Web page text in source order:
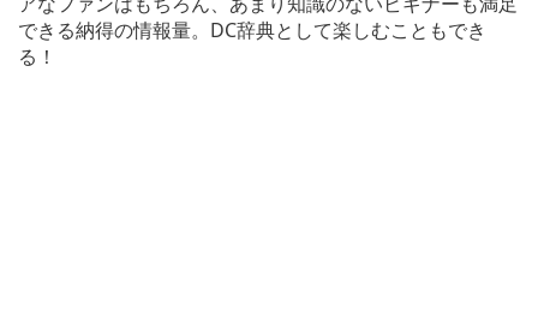
できる納得の情報量。DC辞典として楽しむこともでき
る！